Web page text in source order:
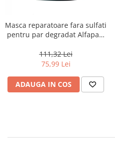
Masca reparatoare fara sulfati
pentru par degradat Alfaparf
Reconstruction, 200 ml
111,32 Lei
75,99 Lei
ADAUGA IN COS